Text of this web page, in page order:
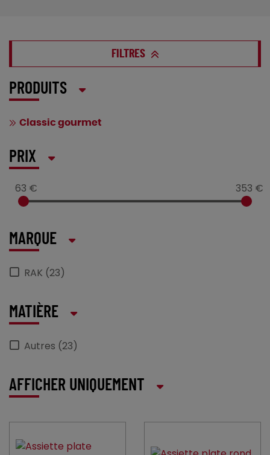
FILTRES
PRODUITS
Classic gourmet
PRIX
63 € 353 €
MARQUE
RAK (23)
MATIÈRE
Autres (23)
AFFICHER UNIQUEMENT